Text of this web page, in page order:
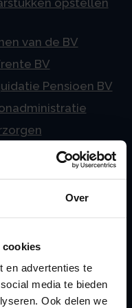
Over
cookies
en advertenties te
media te bieden
Ook delen we
opstellen
van de BV
BV
Pensioen BV
BV
Stamrecht
lening